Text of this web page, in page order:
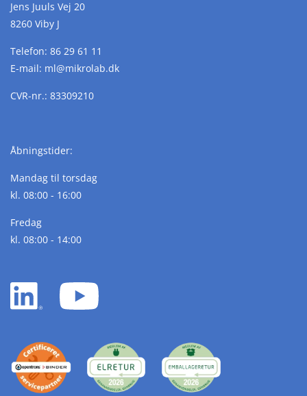
Jens Juuls Vej 20
8260 Viby J
Telefon: 86 29 61 11
E-mail: ml@mikrolab.dk
CVR-nr.: 83309210
Åbningstider:
Mandag til torsdag
kl. 08:00 - 16:00
Fredag
kl. 08:00 - 14:00
LinkedIn
white
YouTube
white